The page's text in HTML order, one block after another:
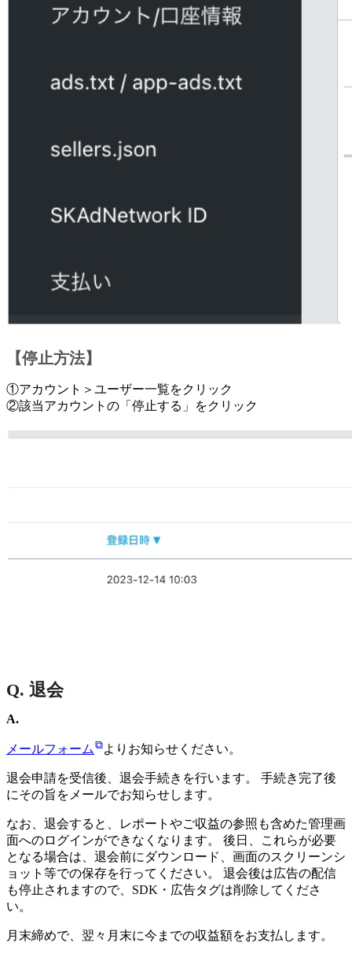
【停止方法】
①アカウント＞ユーザー一覧をクリック
②該当アカウントの「停止する」をクリック
Q. 退会
A.
メールフォーム よりお知らせください。
退会申請を受信後、退会手続きを行います。 手続き完了後
にその旨をメールでお知らせします。
なお、退会すると、レポートやご収益の参照も含めた管理画
面へのログインができなくなります。 後日、これらが必要
となる場合は、退会前にダウンロード、画面のスクリーンシ
ョット等での保存を行ってください。 退会後は広告の配信
も停止されますので、SDK・広告タグは削除してくださ
い。
月末締めで、翌々月末に今までの収益額をお支払します。